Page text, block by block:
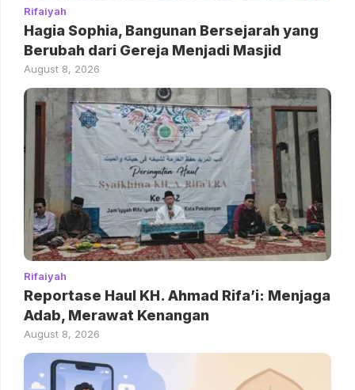
Rifaiyah
Hagia Sophia, Bangunan Bersejarah yang
Berubah dari Gereja Menjadi Masjid
August 8, 2026
Rifaiyah
Reportase Haul KH. Ahmad Rifa’i: Menjaga
Adab, Merawat Kenangan
August 8, 2026